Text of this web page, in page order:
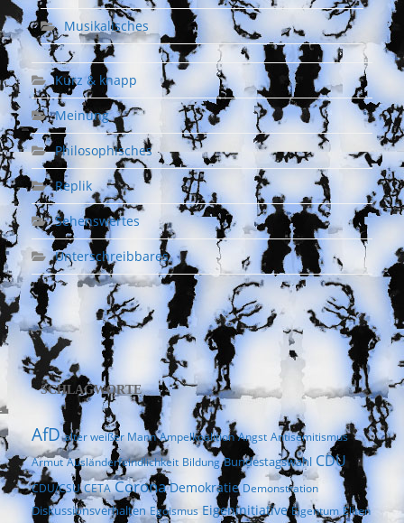
Musikalisches
Kurz & knapp
Meinung
Philosophisches
Replik
Sehenswertes
Unterschreibbares
SCHLAGWORTE
AfD alter weißer Mann Ampelkoalition Angst Antisemitismus
Armut Ausländerfeindlichkeit Bildung Bundestagswahl CDU
CDU/CSU CETA Corona Demokratie Demonstration
Diskussionsverhalten Egoismus Eigeninitiative Eigentum Eliten